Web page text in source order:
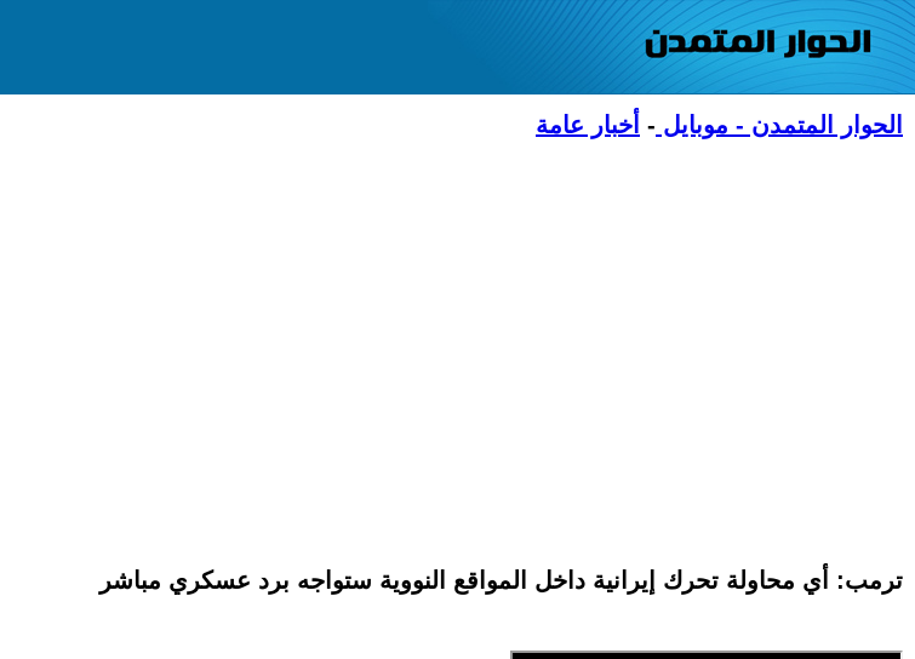
الحوار المتمدن - موبايل - أخبار عامة
ترمب: أي محاولة تحرك إيرانية داخل المواقع النووية ستواجه برد عسكري مباشر